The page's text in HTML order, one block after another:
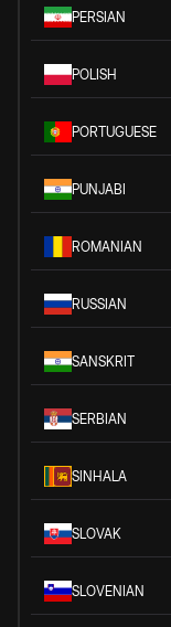
PERSIAN
POLISH
PORTUGUESE
PUNJABI
ROMANIAN
RUSSIAN
SANSKRIT
SERBIAN
SINHALA
SLOVAK
SLOVENIAN